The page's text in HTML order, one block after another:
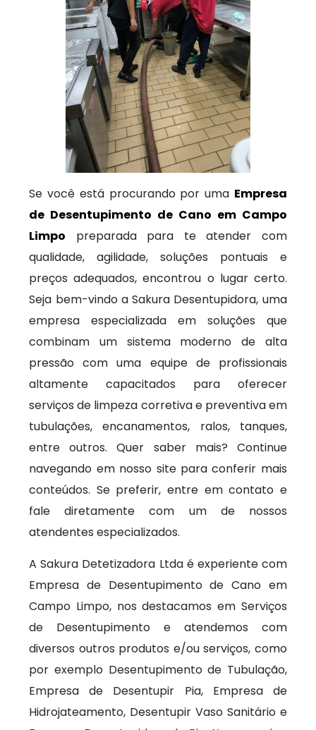
Se você está procurando por uma Empresa
de Desentupimento de Cano em Campo
Limpo preparada para te atender com
qualidade, agilidade, soluções pontuais e
preços adequados, encontrou o lugar certo.
Seja bem-vindo a Sakura Desentupidora, uma
empresa especializada em soluções que
combinam um sistema moderno de alta
pressão com uma equipe de profissionais
altamente capacitados para oferecer
serviços de limpeza corretiva e preventiva em
tubulações, encanamentos, ralos, tanques,
entre outros. Quer saber mais? Continue
navegando em nosso site para conferir mais
conteúdos. Se preferir, entre em contato e
fale diretamente com um de nossos
atendentes especializados.
A Sakura Detetizadora Ltda é experiente com
Empresa de Desentupimento de Cano em
Campo Limpo, nos destacamos em Serviços
de Desentupimento e atendemos com
diversos outros produtos e/ou serviços, como
por exemplo Desentupimento de Tubulação,
Empresa de Desentupir Pia, Empresa de
Hidrojateamento, Desentupir Vaso Sanitário e